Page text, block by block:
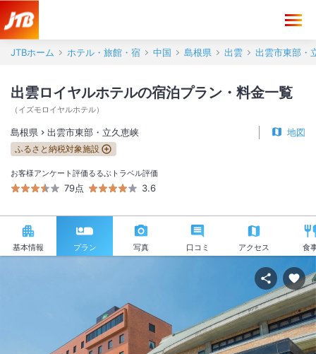
JTBホーム ホテル・旅館・宿 中国 島根県 出雲 出雲市東部・
出雲ロイヤルホテルの宿泊プラン・料金一覧
（ イズモロイヤルホテル）
島根県 出雲市東部・立久恵峡 地図
ふるさと納税対象施設
お客様アンケート評価
79点
るるぶトラベル評価
3.6
基本情報 プラン 写真 口コミ アクセス 食